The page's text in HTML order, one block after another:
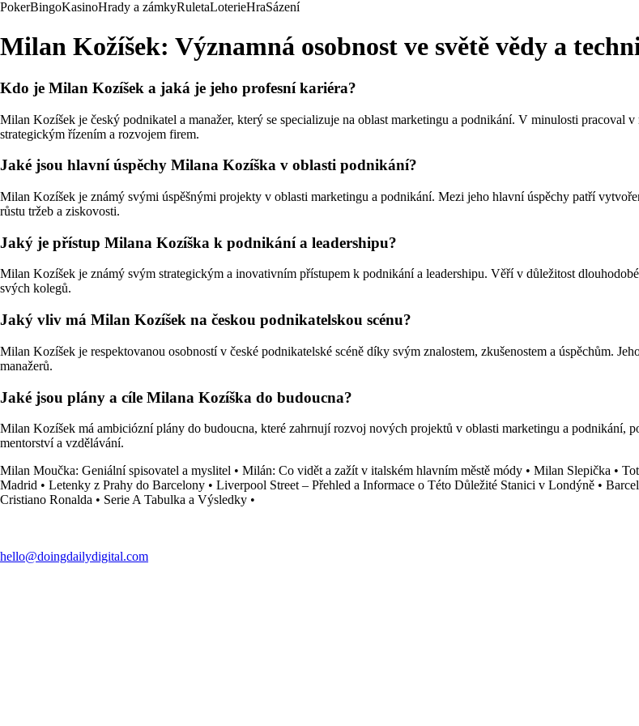
PokerBingoKasinoHrady a zámkyRuletaLoterieHraSázení
Milan Kožíšek: Významná osobnost ve světě vědy a
Kdo je Milan Kozíšek a jaká je jeho profesní kariéra?
Milan Kozíšek je český podnikatel a manažer, který se specializuje na oblast marketingu a podnikání. V minulosti pracoval
strategickým řízením a rozvojem firem.
Jaké jsou hlavní úspěchy Milana Kozíška v oblasti podnikání?
Milan Kozíšek je známý svými úspěšnými projekty v oblasti marketingu a podnikání. Mezi jeho hlavní úspěchy patří
růstu tržeb a ziskovosti.
Jaký je přístup Milana Kozíška k podnikání a leadershipu?
Milan Kozíšek je známý svým strategickým a inovativním přístupem k podnikání a leadershipu. Věří v důležitost
svých kolegů.
Jaký vliv má Milan Kozíšek na českou podnikatelskou scénu?
Milan Kozíšek je respektovanou osobností v české podnikatelské scéně díky svým znalostem, zkušenostem a úspěchům.
manažerů.
Jaké jsou plány a cíle Milana Kozíška do budoucna?
Milan Kozíšek má ambiciózní plány do budoucna, které zahrnují rozvoj nových projektů v oblasti marketingu a podnikání,
mentorství a vzdělávání.
Milan Moučka: Geniální spisovatel a myslitel • Milán: Co vidět a zažít v italském hlavním městě módy • Milan Slepička •
Madrid • Letenky z Prahy do Barcelony • Liverpool Street – Přehled a Informace o Této Důležité Stanici v Londýně •
Cristiano Ronalda • Serie A Tabulka a Výsledky •
hello@doingdailydigital.com